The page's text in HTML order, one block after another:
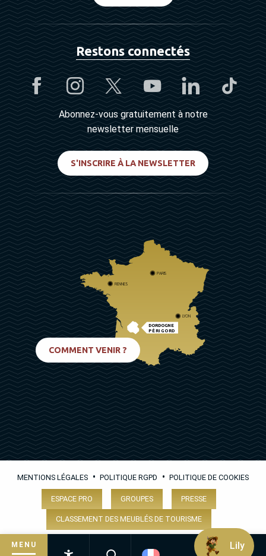
MENU
Restons connectés
Abonnez-vous gratuitement à notre
newsletter mensuelle
S'INSCRIRE À LA NEWSLETTER
DORDOGNE
PÉRIGORD
PARIS
RENNES
LYON
COMMENT VENIR ?
MENTIONS LÉGALES • POLITIQUE RGPD • POLITIQUE DE COOKIES
ESPACE PRO GROUPES PRESSE
CLASSEMENT DES MEUBLÉS DE TOURISME
Lily